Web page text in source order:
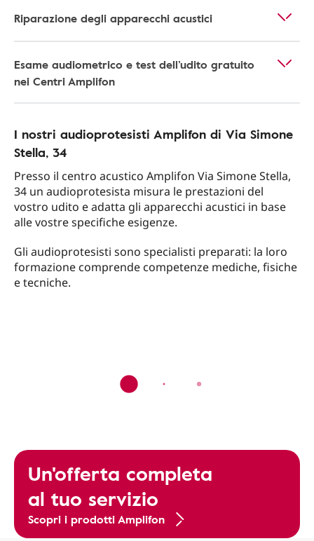
Riparazione degli apparecchi acustici
Esame audiometrico e test dell’udito gratuito
nei Centri Amplifon
I nostri audioprotesisti Amplifon di Via Simone
Stella, 34
Presso il centro acustico Amplifon Via Simone Stella,
34 un audioprotesista misura le prestazioni del
vostro udito e adatta gli apparecchi acustici in base
alle vostre specifiche esigenze.
Gli audioprotesisti sono specialisti preparati: la loro
formazione comprende competenze mediche, fisiche
e tecniche.
Un'offerta completa
al tuo servizio
Scopri i prodotti Amplifon